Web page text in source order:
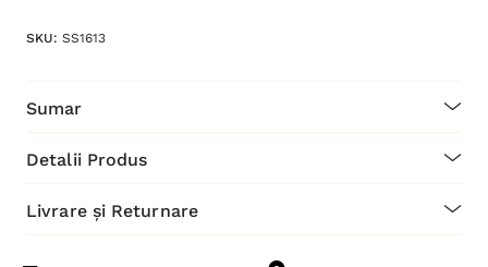
SKU: SS1613
Sumar
Detalii Produs
Livrare și Returnare